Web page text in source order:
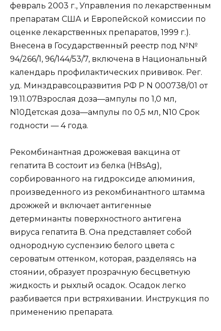
февраль 2003 г., Управления по лекарственным
препаратам США и Европейской комиссии по
оценке лекарственных препаратов, 1999 г.).
Внесена в Государственный реестр под №№
94/266/1, 96/144/53/7, включена в Национальный
календарь профилактических прививок. Рег.
уд. Минздравсоцразвития РФ Р N 000738/01 от
19.11.07Взрослая доза—ампулы по 1,0 мл,
N10Детская доза—ампулы по 0,5 мл, N10 Срок
годности — 4 года.
Рекомбинантная дрожжевая вакцина от
гепатита В состоит из белка (НВsАg),
сорбированного на гидроксиде алюминия,
произведенного из рекомбинантного штамма
дрожжей и включает антигенные
детерминанты поверхностного антигена
вируса гепатита В. Она представляет собой
однородную суспензию белого цвета с
сероватым оттенком, которая, разделяясь на
стоянии, образует прозрачную бесцветную
жидкость и рыхлый осадок. Осадок легко
разбивается при встряхивании. Инструкция по
применению препарата.